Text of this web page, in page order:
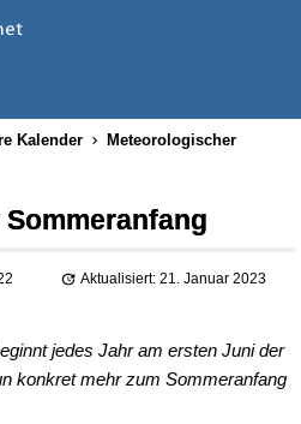
Kalender
Meteorologischer
Aktualisiert: 21. Januar 2023
jedes Jahr am ersten Juni der
konkret mehr zum Sommeranfang